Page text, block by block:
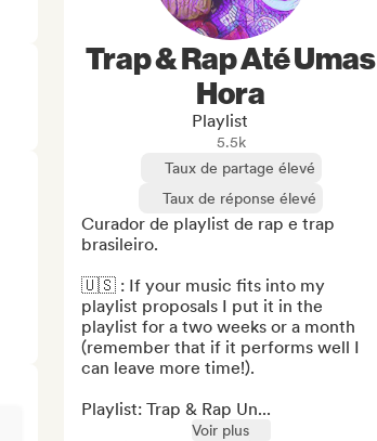
Trap & Rap Até Umas
Hora
Playlist
5.5k
Taux de partage élevé
Taux de réponse élevé
Curador de playlist de rap e trap
brasileiro.
🇺🇸 : If your music fits into my
playlist proposals I put it in the
playlist for a two weeks or a month
(remember that if it performs well I
can leave more time!).
Playlist: Trap & Rap Un...
Voir plus